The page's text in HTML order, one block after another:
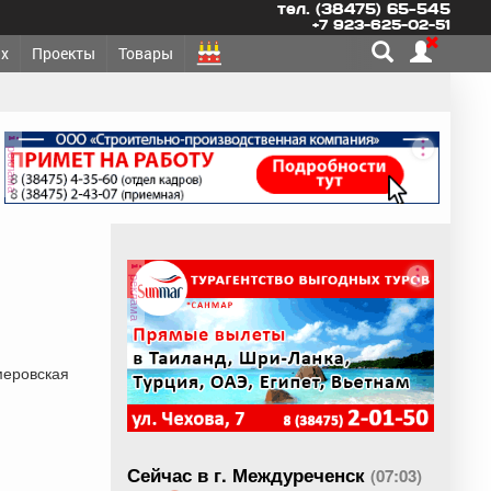
тел. (38475) 65-545
+7 923-625-02-51
Проекты Товары
реклама
реклама
Сейчас в г. Междуреченск (07:03)